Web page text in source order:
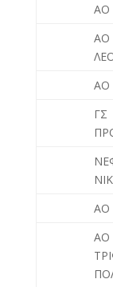
ΑΟ
ΑΟ
ΑΟ
ΓΣ
ΑΟ
ΑΟ